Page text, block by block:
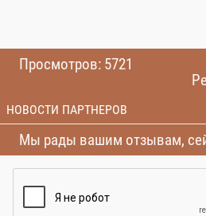
Просмотров: 5721
НОВОСТИ ПАРТНЕРОВ
Мы рады вашим отзывам,